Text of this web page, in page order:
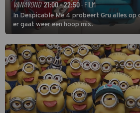
VANAVOND 21:00 - 22:50 · FILM
In Despicable Me 4 probeert Gru alles op
er gaat weer een hoop mis.